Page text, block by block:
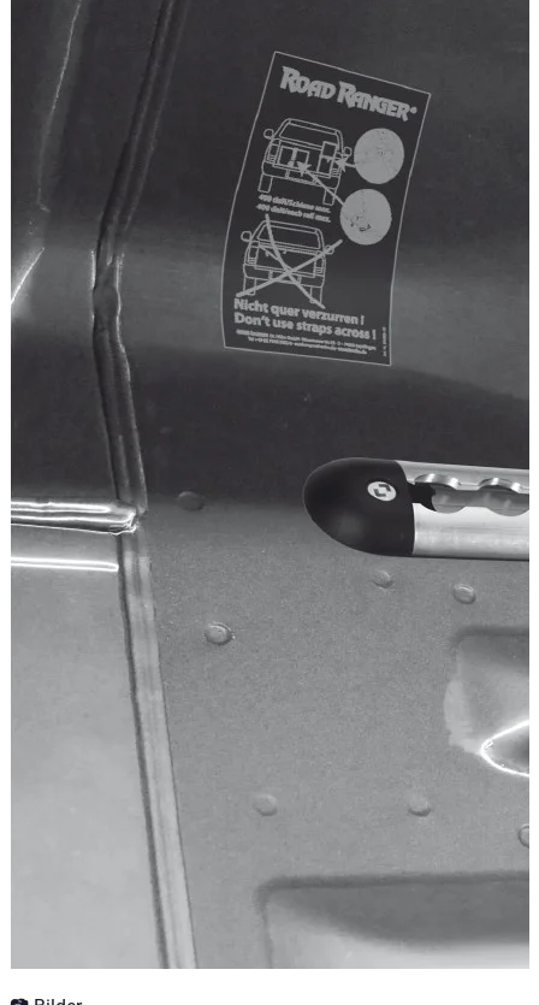
Poids net 1.91
Poids brut
:
Variantes de configuration :1
Prix à partir de
€ TTC
Compatibilité véhicule
Compatible avec
Isuzu D-MAX Baujahr ab 2017+ Double Cab
Isuzu D-MAX Baujahr ab 2012+ Space Cab
Isuzu D-MAX Baujahr ab 2017+ Space Cab
Isuzu D-MAX Baujahr ab 2017+ Single Cab
Isuzu D-MAX Baujahr ab 2012+ Double Cab
Isuzu D-MAX Baujahr ab 2012+ Single Cab
Isuzu D-MAX Baujahr ab 2004 - 2011 Space Cab
Isuzu D-MAX Baujahr ab 2004 - 2011 Double Cab
Isuzu D-MAX Baujahr ab 2004 - 2011 Single Cab
Kategorien
Accessoires de Pick-up
Systèmes de rangement et d'arrimage